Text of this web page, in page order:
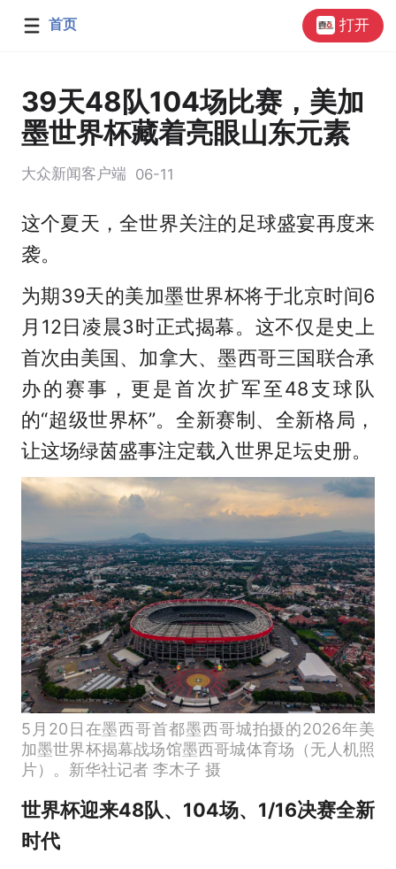
首页 打开
39天48队104场比赛，美加
墨世界杯藏着亮眼山东元素
大众新闻客户端 06-11
这个夏天，全世界关注的足球盛宴再度来
袭。
为期39天的美加墨世界杯将于北京时间6
月12日凌晨3时正式揭幕。这不仅是史上
首次由美国、加拿大、墨西哥三国联合承
办的赛事，更是首次扩军至48支球队
的“超级世界杯”。全新赛制、全新格局，
让这场绿茵盛事注定载入世界足坛史册。
5月20日在墨西哥首都墨西哥城拍摄的2026年美
加墨世界杯揭幕战场馆墨西哥城体育场（无人机照
片）。新华社记者 李木子 摄
世界杯迎来48队、104场、1/16决赛全新
时代